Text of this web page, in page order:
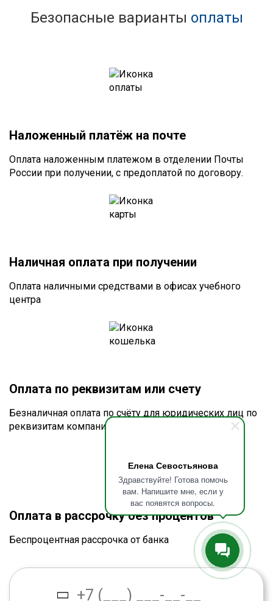
Елена Севостьянова
Здравствуйте! Готова помочь
вам. Напишите мне, если у
вас появятся вопросы.
Безопасные варианты оплаты
Наложенный платёж на почте
Оплата наложенным платежом в отделении Почты
России при получении, с предоплатой по договору.
Наличная оплата при получении
Оплата наличными средствами в офисах учебного
центра
Оплата по реквизитам или счету
Безналичная оплата по счёту для юридических лиц по
реквизитам компании
Оплата в рассрочку без процентов
Беспроцентная рассрочка от банка